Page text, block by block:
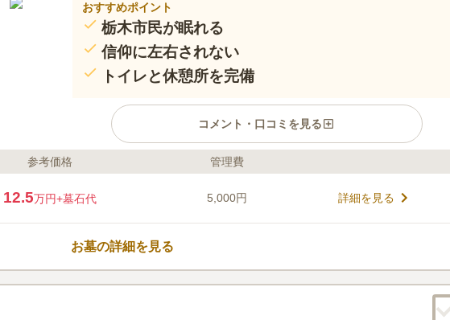
おすすめポイント
栃木市民が眠れる
信仰に左右されない
トイレと休憩所を完備
コメント・口コミを見る
ライフドット編集部のコメント
陵地帯にあるため眺望が良く、ロケーションに拘りをお持ちの
方におすすめです。 皆川城杜に隣接しており、歴史を感じるこ
ともできます。 管理事務所があり、管理が行き届いているので
墓域内はいつも清潔に保たれています。 トイレと休憩所がある
ので、体力に自信がない方でも安心です。
最寄駅とお墓の間にイオンさんや大きなスーパーや農産直売所
参考価格 管理費
12.5万円+墓石代 5,000円 詳細を見る
お墓の詳細を見る